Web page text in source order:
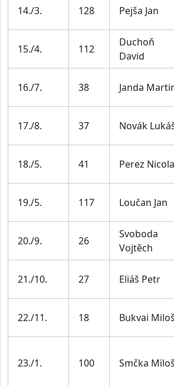
14./3. 128 Pejša Jan
15./4. 112
Duchoň
David
16./7. 38 Janda
17./8. 37 Novák
18./5. 41 Perez
19./5. 117 Loučan Jan
20./9. 26
Svoboda
Vojtěch
21./10. 27 Eliáš Petr
22./11. 18 Bukvai Miloš
23./1. 100 Smčka Miloš